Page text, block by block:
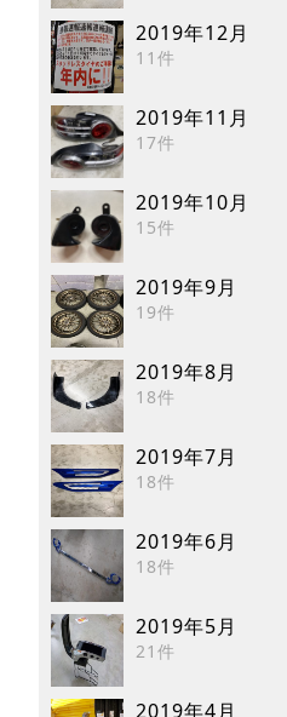
2019年12月
11件
2019年11月
17件
2019年10月
15件
2019年9月
19件
2019年8月
18件
2019年7月
18件
2019年6月
18件
2019年5月
21件
2019年4月